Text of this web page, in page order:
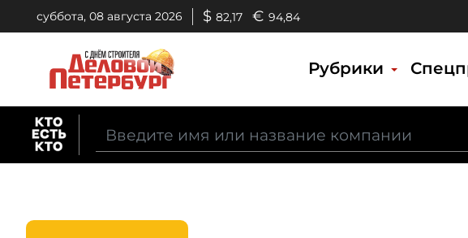
суббота, 08 августа 2026 $ 82,17 € 94,84
Рубрики